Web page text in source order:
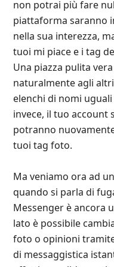
non potrai più fare
piattaforma saranno
nella sua interezza,
tuoi mi piace e i tag
Una piazza pulita
naturalmente agli
elenchi di nomi
invece, il tuo account
potranno
tuoi tag foto.
Ma veniamo ora ad
quando si parla di
Messenger è ancora
lato è possibile
foto o opinioni
di messaggistica